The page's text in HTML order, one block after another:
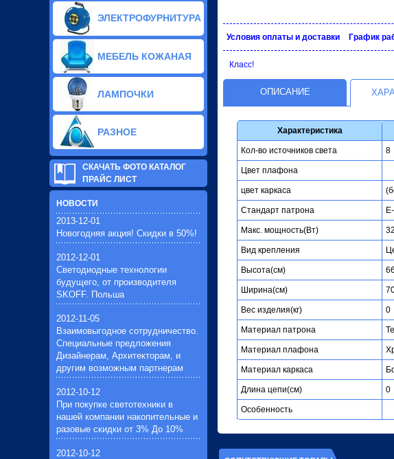
Условия оплаты и доставки График
Класс!
ОПИСАНИЕ
Характеристика
Кол-во источников света 8
Цвет плафона
цвет каркаса
Стандарт патрона
Макc. мощность(Вт)
Вид крепления
Высота(см) 66
Ширина(см)
Вес изделия(кг) 0
Материал патрона
Материал плафона
Материал каркаса
Длина цепи(см) 0
Особенность
ЭЛЕКТРОФУРНИТУРА
МЕБЕЛЬ КОЖАНАЯ
ЛАМПОЧКИ
РАЗНОЕ
СКАЧАТЬ ФОТО КАТАЛОГ
ПРАЙС ЛИСТ
НОВОСТИ
2013-12-01
Новогодняя акция! Скидки в 50%!
2012-12-01
Светодиодные технологии
будущего, от производителя
SKOFF. Польша
2012-11-05
Взаимовыгодное сотрудничество.
Специальные предложения
Дизайнерам, Архитекторам, и
другим возможным партнерам
2012-10-12
При покупке светотехники в
нашей компании накопительные и
разовые скидки от 3% До 10%
2012-10-12